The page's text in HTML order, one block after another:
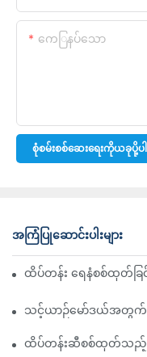
ကေြနပ်သော
စုံစမ်းစစ်ဆေးရေးကိုယခုပို့ပါ
အကြံပြုဆောင်းပါးများ
ထိပ်တန်း ရေနံစစ်ထုတ်ခြ
သင့်ယာဉ်မော်ဒယ်အတွက်
ထိပ်တန်းဆီစစ်ထုတ်သည့် ထု